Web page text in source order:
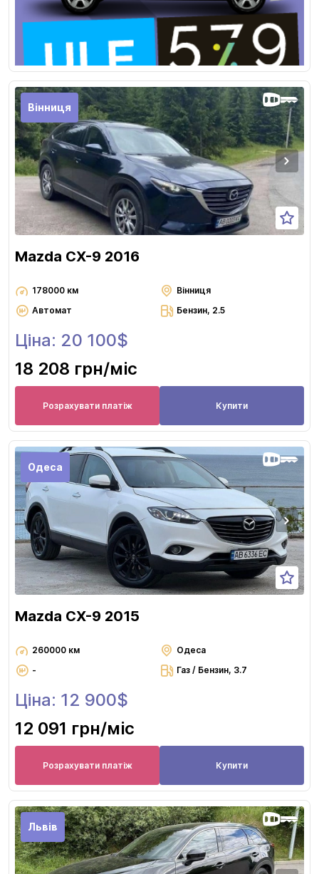
Вінниця
Mazda CX-9 2016
178000 км
Вінниця
Автомат
Бензин, 2.5
Ціна: 20 100$
18 208 грн/міс
Розрахувати платіж Купити
Одеса
Mazda CX-9 2015
260000 км
Одеса
-
Газ / Бензин, 3.7
Ціна: 12 900$
12 091 грн/міс
Розрахувати платіж Купити
Львів